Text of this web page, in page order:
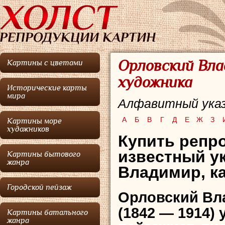
Картины с цветами
Исторические карты
мира
Картины море
художников
Картины бытового
жанра
Городской пейзаж
Картины батального
жанра
Орловский
художника
Алфавитный
А Б В Г Д Е Ж З
Купить
известный
Владимир,
Орловский
(1842 — 1914)